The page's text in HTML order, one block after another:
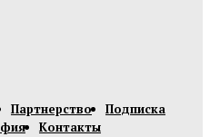
Партнерство
Подписка
Контакты